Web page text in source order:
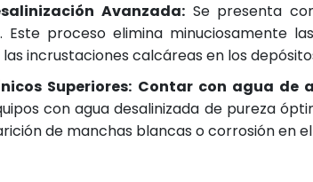
Avanzada:Se presenta
. Este proceso elimina minuciosamente
incrustaciones calcáreas en los
Superiores: Contar con agua de
con agua desalinizada de pureza
de manchas blancas o corrosión en